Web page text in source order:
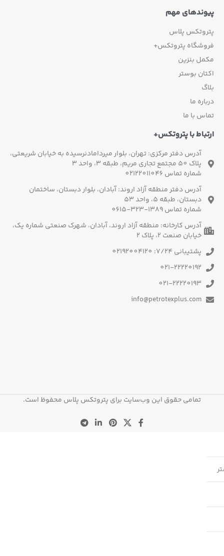
مهم
پلاس
پتروتکس+
بنزین
بوستر
ما
با ما
با پتروتکس+
آدرس دفتر مرکزی: تهران، بلوار میردامادنرسیده به خیابان شریعتی،
پلاک 50 مجتمع تجاری مریم، طبقه 3، واحد 3
شماره تماس 02122011046
آدرس دفتر منطقه آزاد اروند: آبادان، بلوار دبستان، ساختمان
دبستان، طبقه 5، واحد 53
شماره تماس 1389-323-0615
آدرس کارخانه: منطقه آزاد اروند، آبادان، شهرک صنعتی شماره یک،
خیابان صنعت 2، پلاک 2
پشتیبانی 7/24: 02192004120
021-22220192
021-22220193
info@petrotexplus.com
تمامی حقوق این وب‌سایت برای پتروتکس پلاس محفوظ است.